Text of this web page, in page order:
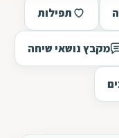
תפילות
מקבץ נושאי שיחה